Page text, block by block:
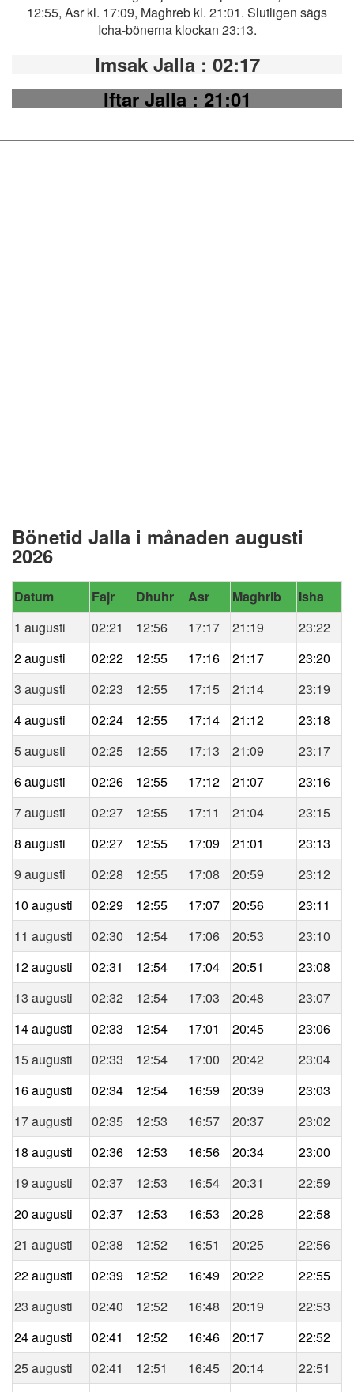
12:55, Asr kl. 17:09, Maghreb kl. 21:01. Slutligen sägs
Icha-bönerna klockan 23:13.
Imsak Jalla : 02:17
Iftar Jalla: 21:01
Bönetid Jalla i månaden augusti
2026
Datum Fajr Dhuhr Asr Maghrib
Isha
1 augusti
02:21 12:56 17:17 21:19
23:22
2 augusti
02:22 12:55 17:16 21:17
23:20
3 augusti
02:23 12:55 17:15 21:14
23:19
4 augusti
02:24 12:55 17:14 21:12
23:18
5 augusti
02:25 12:55 17:13 21:09
23:17
6 augusti
02:26 12:55 17:12 21:07
23:16
7 augusti
02:27 12:55 17:11 21:04
23:15
8 augusti
02:27 12:55 17:09 21:01
23:13
9 augusti
02:28 12:55 17:08 20:59
23:12
10 augusti
02:29 12:55 17:07 20:56
23:11
11 augusti
02:30 12:54 17:06 20:53
23:10
12 augusti
02:31 12:54 17:04 20:51
23:08
13 augusti
02:32 12:54 17:03 20:48
23:07
14 augusti
02:33 12:54 17:01 20:45
23:06
15 augusti
02:33 12:54 17:00 20:42
23:04
16 augusti
02:34 12:54 16:59 20:39
23:03
17 augusti
02:35 12:53 16:57 20:37
23:02
18 augusti
02:36 12:53 16:56 20:34
23:00
19 augusti
02:37 12:53 16:54 20:31
22:59
20 augusti
02:37 12:53 16:53 20:28
22:58
21 augusti
02:38 12:52 16:51 20:25
22:56
22 augusti
02:39 12:52 16:49 20:22
22:55
23 augusti
02:40 12:52 16:48 20:19
22:53
24 augusti
02:41 12:52 16:46 20:17
22:52
25 augusti
02:41 12:51 16:45 20:14
22:51